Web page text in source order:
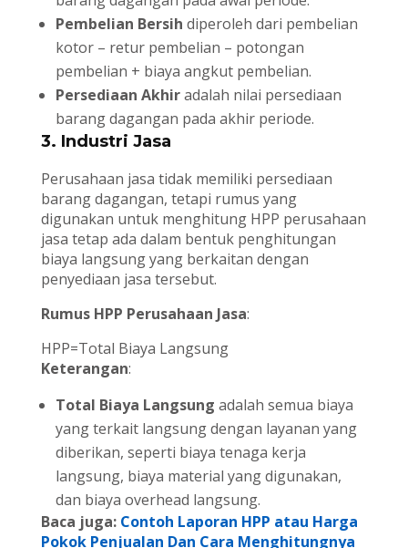
Pembelian Bersih diperoleh dari pembelian
kotor – retur pembelian – potongan
pembelian + biaya angkut pembelian.
Persediaan Akhiradalah nilai persediaan
barang dagangan pada akhir periode.
3. Industri Jasa
Perusahaan jasa tidak memiliki persediaan
barang dagangan, tetapi rumus yang
digunakan untuk menghitung HPP perusahaan
jasa tetap ada dalam bentuk penghitungan
biaya langsung yang berkaitan dengan
penyediaan jasa tersebut.
Rumus HPP Perusahaan Jasa:
HPP=Total Biaya Langsung
Keterangan:
Total Biaya Langsung adalah semua biaya
yang terkait langsung dengan layanan yang
diberikan, seperti biaya tenaga kerja
langsung, biaya material yang digunakan,
dan biaya overhead langsung.
Baca juga: Contoh Laporan HPP atau Harga
Pokok Penjualan Dan Cara Menghitungnya